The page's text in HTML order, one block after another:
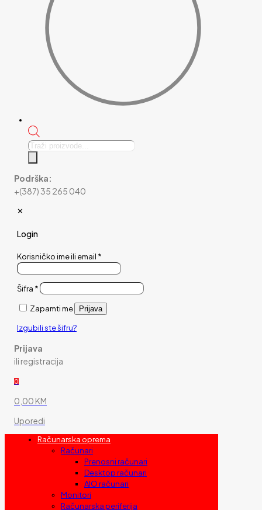
Products
Podrška:
+(387) 35 265 040
✕
Login
Korisničko ime ili email *
Šifra *
Zapamti me Prijava
Izgubili ste šifru?
Prijava
ili registracija
0
0,00 KM
Uporedi
Računarska oprema
Računari
Prenosni računari
Desktop računari
AIO računari
Monitori
Računarska periferija